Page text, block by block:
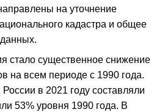
на уточнение
кадастра и общее
стало существенное снижение
на всем периоде с 1990 года.
в 2021 году составляли
53% уровня 1990 года. В